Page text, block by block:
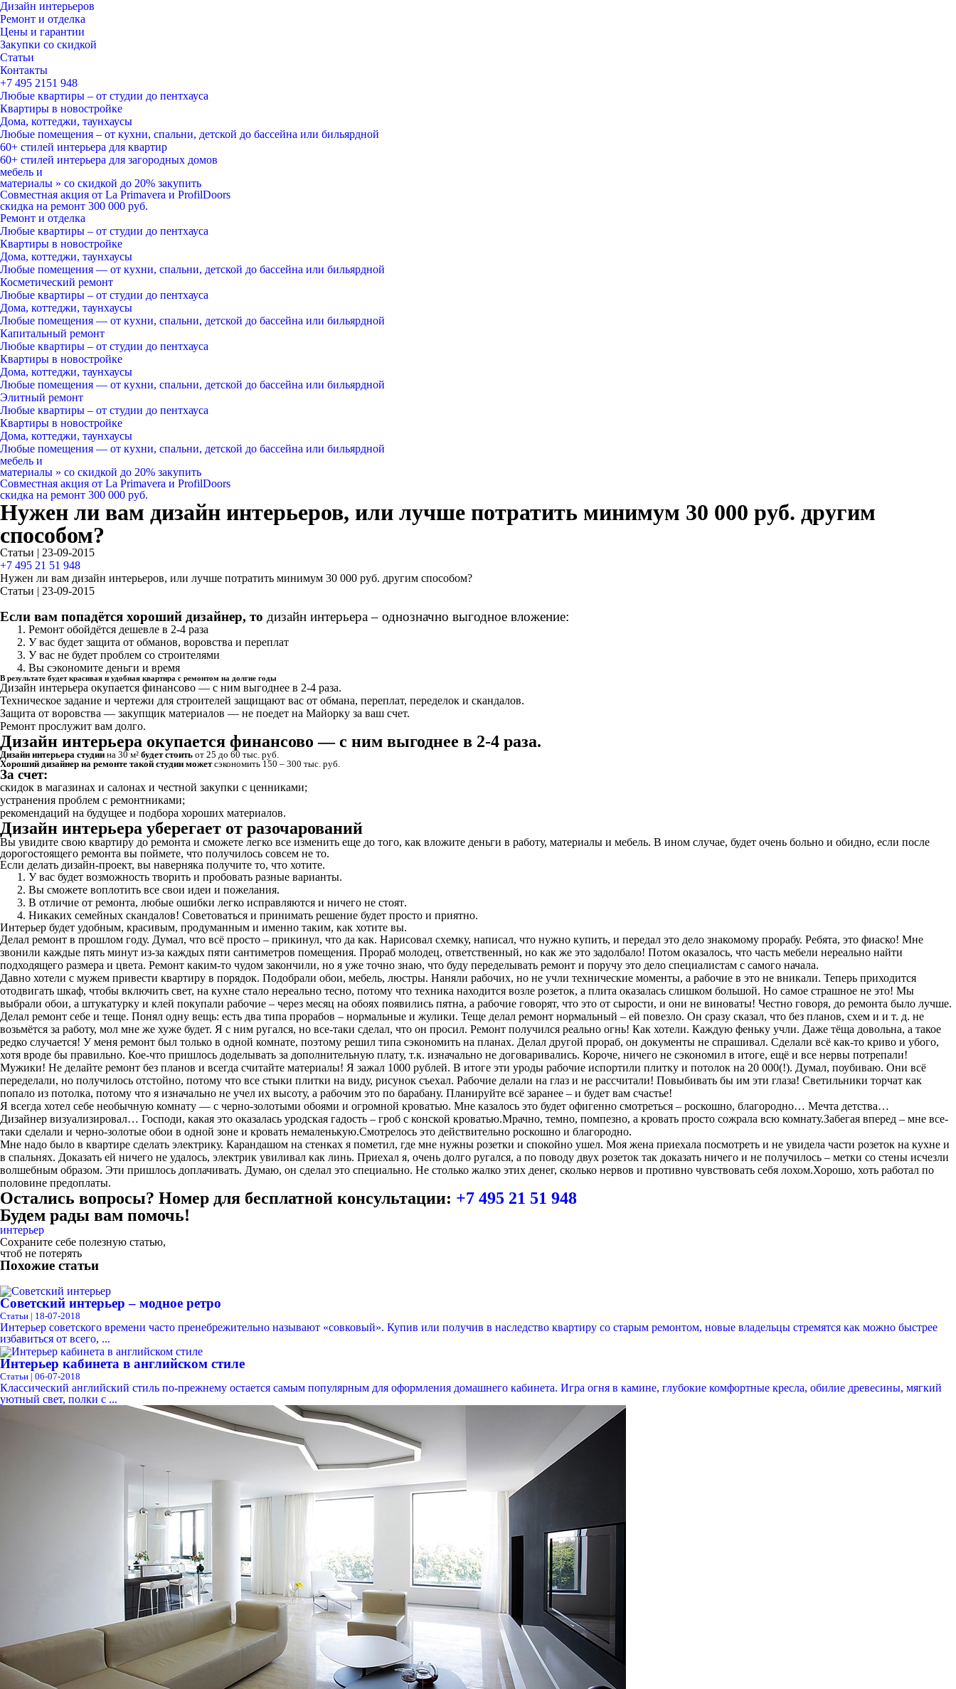
Дизайн интерьеров
Ремонт и отделка
Цены и гарантии
Закупки со скидкой
Статьи
Контакты
+7 495 2151 948
Любые квартиры – от студии до пентхауса
Квартиры в новостройке
Дома, коттеджи, таунхаусы
Любые помещения – от кухни, спальни, детской до бассейна или бильярдной
60+ стилей интерьера для квартир
60+ стилей интерьера для загородных домов
мебель и
материалы » со скидкой до 20% закупить
Совместная акция от La Primavera и ProfilDoors
скидка на ремонт 300 000 руб.
Ремонт и отделка
Любые квартиры – от студии до пентхауса
Квартиры в новостройке
Дома, коттеджи, таунхаусы
Любые помещения — от кухни, спальни, детской до бассейна или бильярдной
Косметический ремонт
Любые квартиры – от студии до пентхауса
Дома, коттеджи, таунхаусы
Любые помещения — от кухни, спальни, детской до бассейна или бильярдной
Капитальный ремонт
Любые квартиры – от студии до пентхауса
Квартиры в новостройке
Дома, коттеджи, таунхаусы
Любые помещения — от кухни, спальни, детской до бассейна или бильярдной
Элитный ремонт
Любые квартиры – от студии до пентхауса
Квартиры в новостройке
Дома, коттеджи, таунхаусы
Любые помещения — от кухни, спальни, детской до бассейна или бильярдной
мебель и
материалы » со скидкой до 20% закупить
Совместная акция от La Primavera и ProfilDoors
скидка на ремонт 300 000 руб.
Нужен ли вам дизайн интерьеров, или лучше потратить минимум 30 000 руб. другим
способом?
Статьи | 23-09-2015
+7 495 21 51 948
Нужен ли вам дизайн интерьеров, или лучше потратить минимум 30 000 руб. другим способом?
Статьи | 23-09-2015
Если вам попадётся хороший дизайнер, то дизайн интерьера – однозначно выгодное вложение:
Ремонт обойдётся дешевле в 2-4 раза
У вас будет защита от обманов, воровства и переплат
У вас не будет проблем со строителями
Вы сэкономите деньги и время
В результате будет красивая и удобная квартира с ремонтом на долгие годы
Дизайн интерьера окупается финансово — с ним выгоднее в 2-4 раза.
Техническое задание и чертежи для строителей защищают вас от обмана, переплат, переделок и скандалов.
Защита от воровства — закупщик материалов — не поедет на Майорку за ваш счет.
Ремонт прослужит вам долго.
Дизайн интерьера окупается финансово — с ним выгоднее в 2-4 раза.
Дизайн интерьера студии на 30 м² будет стоить от 25 до 60 тыс. руб.
Хороший дизайнер на ремонте такой студии можетсэкономить 150 – 300 тыс. руб.
За счет:
скидок в магазинах и салонах и честной закупки с ценниками;
устранения проблем с ремонтниками;
рекомендаций на будущее и подбора хороших материалов.
Дизайн интерьера уберегает от разочарований
Вы увидите свою квартиру до ремонта и сможете легко все изменить еще до того, как вложите деньги в работу, материалы и мебель. В ином случае, будет очень больно и обидно, если после
дорогостоящего ремонта вы поймете, что получилось совсем не то.
Если делать дизайн-проект, вы наверняка получите то, что хотите.
У вас будет возможность творить и пробовать разные варианты.
Вы сможете воплотить все свои идеи и пожелания.
В отличие от ремонта, любые ошибки легко исправляются и ничего не стоят.
Никаких семейных скандалов! Советоваться и принимать решение будет просто и приятно.
Интерьер будет удобным, красивым, продуманным и именно таким, как хотите вы.
Делал ремонт в прошлом году. Думал, что всё просто – прикинул, что да как. Нарисовал схемку, написал, что нужно купить, и передал это дело знакомому прорабу. Ребята, это фиаско! Мне
звонили каждые пять минут из-за каждых пяти сантиметров помещения. Прораб молодец, ответственный, но как же это задолбало! Потом оказалось, что часть мебели нереально найти
подходящего размера и цвета. Ремонт каким-то чудом закончили, но я уже точно знаю, что буду переделывать ремонт и поручу это дело специалистам с самого начала.
Давно хотели с мужем привести квартиру в порядок. Подобрали обои, мебель, люстры. Наняли рабочих, но не учли технические моменты, а рабочие в это не вникали. Теперь приходится
отодвигать шкаф, чтобы включить свет, на кухне стало нереально тесно, потому что техника находится возле розеток, а плита оказалась слишком большой. Но самое страшное не это! Мы
выбрали обои, а штукатурку и клей покупали рабочие – через месяц на обоях появились пятна, а рабочие говорят, что это от сырости, и они не виноваты! Честно говоря, до ремонта было лучше.
Делал ремонт себе и теще. Понял одну вещь: есть два типа прорабов – нормальные и жулики. Теще делал ремонт нормальный – ей повезло. Он сразу сказал, что без планов, схем и и т. д. не
возьмётся за работу, мол мне же хуже будет. Я с ним ругался, но все-таки сделал, что он просил. Ремонт получился реально огнь! Как хотели. Каждую феньку учли. Даже тёща довольна, а такое
редко случается! У меня ремонт был только в одной комнате, поэтому решил типа сэкономить на планах. Делал другой прораб, он документы не спрашивал. Сделали всё как-то криво и убого,
хотя вроде бы правильно. Кое-что пришлось доделывать за дополнительную плату, т.к. изначально не договаривались. Короче, ничего не сэкономил в итоге, ещё и все нервы потрепали!
Мужики! Не делайте ремонт без планов и всегда считайте материалы! Я зажал 1000 рублей. В итоге эти уроды рабочие испортили плитку и потолок на 20 000(!). Думал, поубиваю. Они всё
переделали, но получилось отстойно, потому что все стыки плитки на виду, рисунок съехал. Рабочие делали на глаз и не рассчитали! Повыбивать бы им эти глаза! Светильники торчат как
попало из потолка, потому что я изначально не учел их высоту, а рабочим это по барабану. Планируйте всё заранее – и будет вам счастье!
Я всегда хотел себе необычную комнату — с черно-золотыми обоями и огромной кроватью. Мне казалось это будет офигенно смотреться – роскошно, благородно… Мечта детства…
Дизайнер визуализировал… Господи, какая это оказалась уродская гадость – гроб с конской кроватью.Мрачно, темно, помпезно, а кровать просто сожрала всю комнату.Забегая вперед – мне все-
таки сделали и черно-золотые обои в одной зоне и кровать немаленькую.Смотрелось это действительно роскошно и благородно.
Мне надо было в квартире сделать электрику. Карандашом на стенках я пометил, где мне нужны розетки и спокойно ушел. Моя жена приехала посмотреть и не увидела части розеток на кухне и
в спальнях. Доказать ей ничего не удалось, электрик увиливал как линь. Приехал я, очень долго ругался, а по поводу двух розеток так доказать ничего и не получилось – метки со стены исчезли
волшебным образом. Эти пришлось доплачивать. Думаю, он сделал это специально. Не столько жалко этих денег, сколько нервов и противно чувствовать себя лохом.Хорошо, хоть работал по
половине предоплаты.
Остались вопросы? Номер для бесплатной консультации: +7 495 21 51 948
Будем рады вам помочь!
интерьер
Сохраните себе полезную статью,
чтоб не потерять
Похожие статьи
Советский интерьер – модное ретро
Статьи | 18-07-2018
Интерьер советского времени часто пренебрежительно называют «совковый». Купив или получив в наследство квартиру со старым ремонтом, новые владельцы стремятся как можно быстрее
избавиться от всего, ...
Интерьер кабинета в английском стиле
Статьи | 06-07-2018
Классический английский стиль по-прежнему остается самым популярным для оформления домашнего кабинета. Игра огня в камине, глубокие комфортные кресла, обилие древесины, мягкий
уютный свет, полки с ...
Обратный звонок
Мы перезвоним вам в ближайшее время!
Мы ничего не навязываем, лишь отвечаем на ваши вопросы